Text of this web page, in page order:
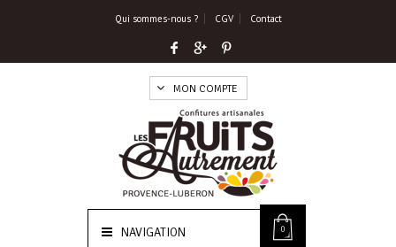
Qui sommes-nous ? CGV Contact
MON COMPTE
0
NAVIGATION